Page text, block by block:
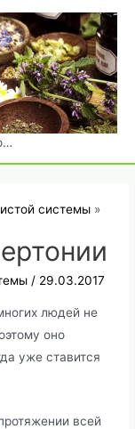
системы
/ 29.03.2017
людей не
оно
уже ставится
всей